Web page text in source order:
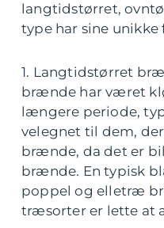
langtidstørret,
type har sine unikke
1. Langtidstørret
brænde har været
længere periode,
velegnet til dem,
brænde, da det er
brænde. En typisk
poppel og elletræ
træsorter er lette at